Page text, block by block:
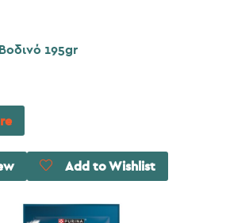
195gr
Add to Wishlist